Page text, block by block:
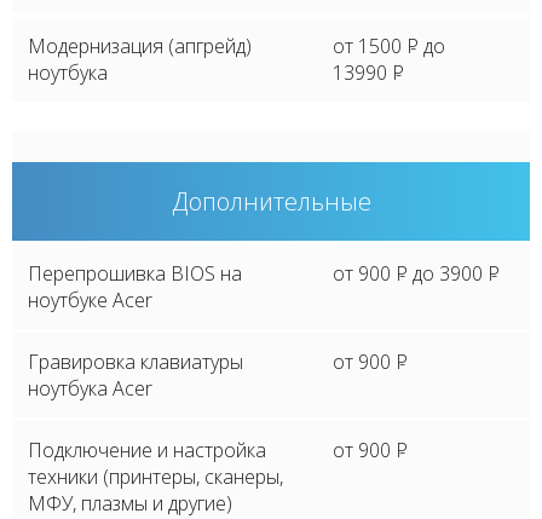
Модернизация (апгрейд)
ноутбука
от 1500 P до
13990 P
Дополнительные
Перепрошивка BIOS на
ноутбуке Acer
от 900 P до 3900 P
Гравировка клавиатуры
ноутбука Acer
от 900 P
Подключение и настройка
техники (принтеры, сканеры,
МФУ, плазмы и другие)
от 900 P